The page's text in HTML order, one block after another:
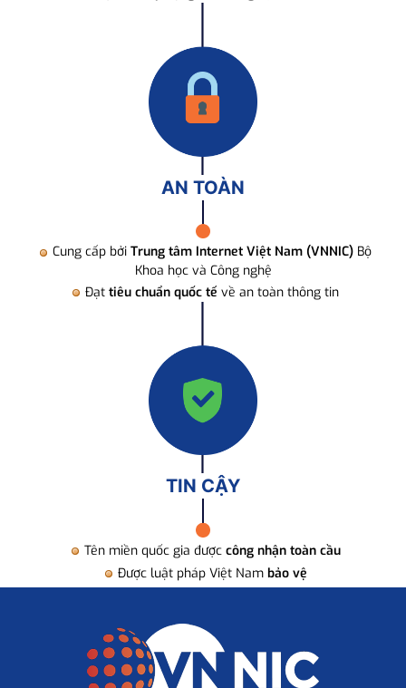
AN TOÀN
Cung cấp bởi Trung tâm Internet Việt Nam (VNNIC) Bộ
Khoa học và Công nghệ
Đạt tiêu chuẩn quốc tế về an toàn thông tin
TIN CẬY
Tên miền quốc gia được công nhận toàn cầu
Được luật pháp Việt Nam bảo vệ